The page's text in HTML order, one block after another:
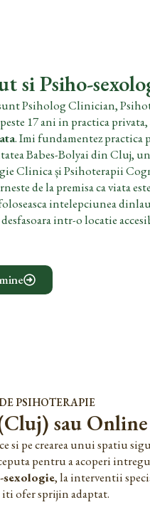
si Psiho-
Psiholog Clinician,
17 ani in practica
. Imi fundamentez practica
Babes-Bolyai din Cluj,
Clinica și Psihoterapii
de la premisa ca viata
foloseasca intelepciunea
desfasoara intr-o locatie
PSIHOTERAPIE
sau Online
si pe crearea unui spatiu
pentru a acoperi
sexologie, la interventii
iti ofer sprijin adaptat.